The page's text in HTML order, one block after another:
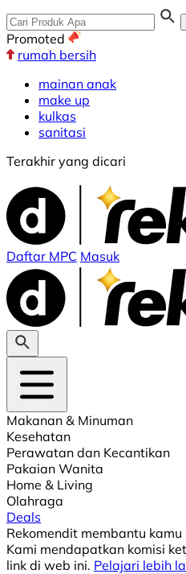
Promoted
rumah bersih
mainan anak
make up
kulkas
sanitasi
Terakhir yang dicari
Daftar MPC Masuk
Makanan & Minuman
Kesehatan
Perawatan dan Kecantikan
Pakaian Wanita
Home & Living
Olahraga
Deals
Rekomendit membantu
Kami mendapatkan komisi
link di web ini. Pelajari lebih